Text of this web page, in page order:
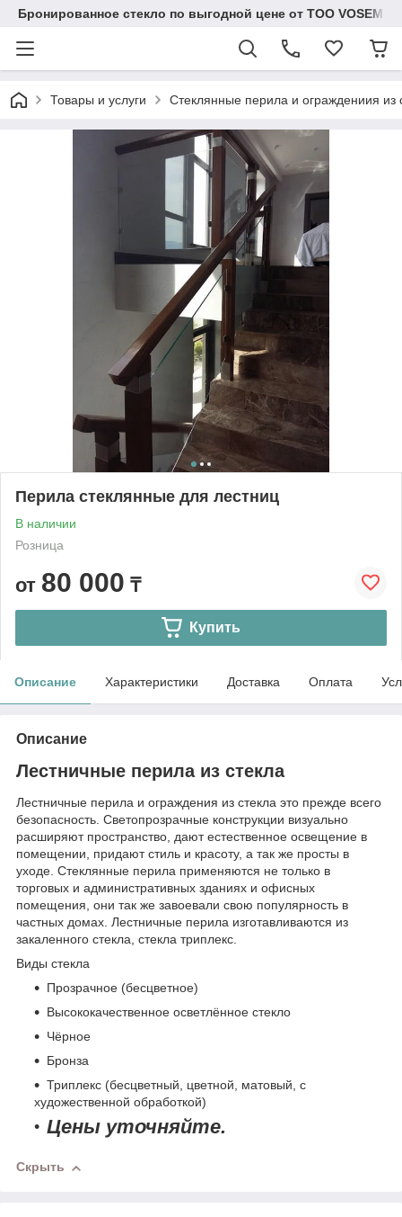
Бронированное стекло по выгодной цене от ТОО VOSEM
Товары и услуги Стеклянные перила и ограждениия из
Перила стеклянные для лестниц
В наличии
Розница
от 80 000 ₸
Купить
Описание Характеристики Доставка Оплата
Описание
Лестничные перила из стекла
Лестничные перила и ограждения из стекла это прежде всего
безопасность. Светопрозрачные конструкции визуально
расширяют пространство, дают естественное освещение в
помещении, придают стиль и красоту, а так же просты в
уходе. Стеклянные перила применяются не только в
торговых и административных зданиях и офисных
помещения, они так же завоевали свою популярность в
частных домах. Лестничные перила изготавливаются из
закаленного стекла, стекла триплекс.
Виды стекла
Прозрачное (бесцветное)
Высококачественное осветлённое стекло
Чёрное
Бронза
Триплекс (бесцветный, цветной, матовый, с
художественной обработкой)
Цены уточняйте.
Скрыть